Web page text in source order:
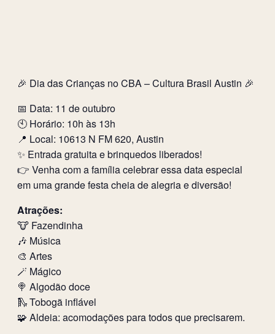
🎉 Dia das Crianças no CBA – Cultura Brasil Austin 🎉
📅 Data: 11 de outubro
🕙 Horário: 10h às 13h
📍 Local: 10613 N FM 620, Austin
✨ Entrada gratuita e brinquedos liberados!
👉 Venha com a família celebrar essa data especial
em uma grande festa cheia de alegria e diversão!
Atrações:
🐮 Fazendinha
🎶 Música
🎨 Artes
🪄 Mágico
🍭 Algodão doce
🛝 Tobogã inflável
🧩 Aldeia: acomodações para todos que precisarem.